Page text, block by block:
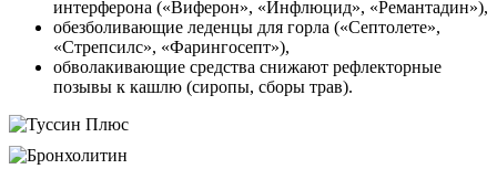
интерферона («Виферон», «Инфлюцид», «Ремантадин»),
обезболивающие леденцы для горла («Септолете»,
«Стрепсилс», «Фарингосепт»),
обволакивающие средства снижают рефлекторные
позывы к кашлю (сиропы, сборы трав).